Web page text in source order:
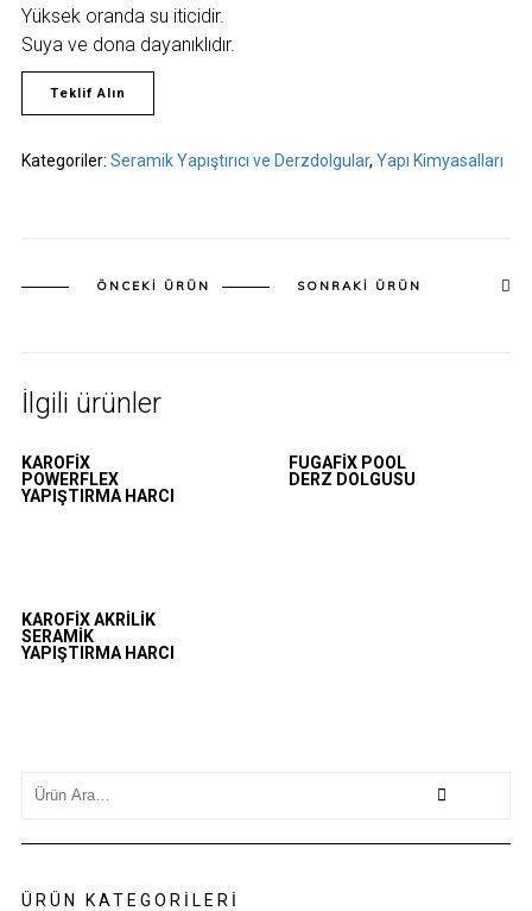
Yüksek oranda su iticidir.
Suya ve dona dayanıklıdır.
Teklif Alın
Kategoriler: Seramik Yapıştırıcı ve Derzdolgular, Yapı Kimyasalları
ÖNCEKI ÜRÜN SONRAKI ÜRÜN
İlgili ürünler
KAROFIX
POWERFLEX
YAPIŞTIRMA HARCI
FUGAFIX POOL
DERZ DOLGUSU
KAROFIX AKRILIK
SERAMIK
YAPIŞTIRMA HARCI
for:
ÜRÜN KATEGORILERI